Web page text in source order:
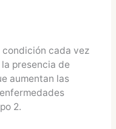
condición cada vez
presencia de
aumentan las
2.